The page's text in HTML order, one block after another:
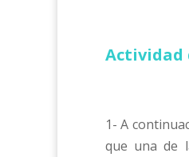
Actividad
1- A
que una de